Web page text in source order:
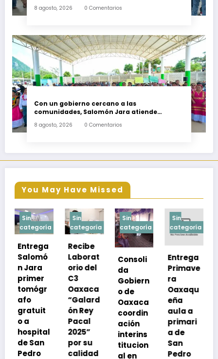
8 agosto, 2026 0 Comentarios
Con un gobierno cercano a las
comunidades, Salomón Jara atiende
Tenango
8 agosto, 2026 0 Comentarios
You May Have Missed
Sin
categoría
Recibe
Laborat
orio del
C3
Oaxaca
“Galard
ón Rey
Pacal
2025”
por su
calidad
Sin
categoría
Consoli
da
Gobiern
o de
Oaxaca
coordin
ación
interins
titucion
al en
Sin
categoría
Entrega
Primave
ra
Oaxaqu
eña
aula a
primari
a de
San
Pedro
Sin
categoría
Exhorta
SSO a
vacuna
rse de
neumoc
oco
para
preveni
r la
neumon